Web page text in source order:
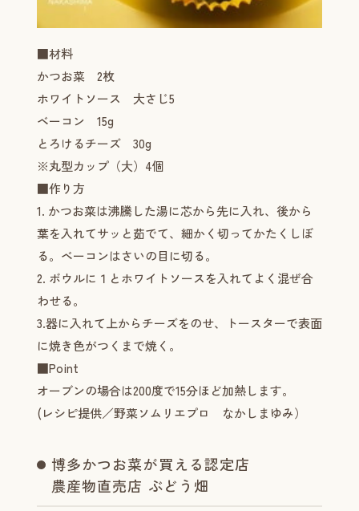
■材料
かつお菜 2枚
ホワイトソース 大さじ5
ベーコン 15g
とろけるチーズ 30g
※丸型カップ（大）4個
■作り方
1. かつお菜は沸騰した湯に芯から先に入れ、後から
葉を入れてサッと茹でて、細かく切ってかたくしぼ
る。ベーコンはさいの目に切る。
2. ボウルに１とホワイトソースを入れてよく混ぜ合
わせる。
3.器に入れて上からチーズをのせ、トースターで表面
に焼き色がつくまで焼く。
■Point
オーブンの場合は200度で15分ほど加熱します。
(レシピ提供／野菜ソムリエプロ なかしまゆみ）
博多かつお菜が買える認定店
農産物直売店 ぶどう畑